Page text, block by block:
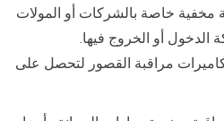
مخفية خاصة بالشركات أو المولات
الدخول أو الخروج فيها.
مراقبة القصور لتحصل على